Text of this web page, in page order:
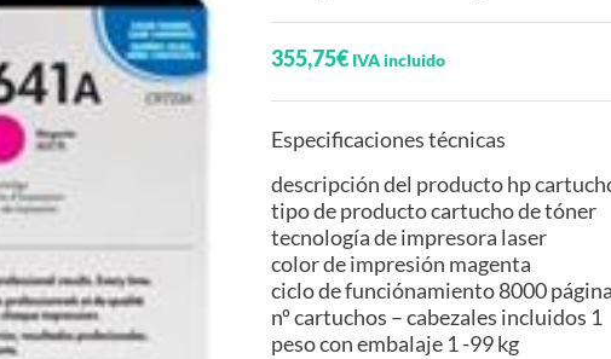
355,75€ IVA incluido
Especificaciones técnicas
descripción del producto hp
tipo de producto cartucho de tóner
tecnología de impresora laser
color de impresión magenta
ciclo de funciónamiento 8000
nº cartuchos – cabezales incluidos 1
peso con embalaje 1 -99 kg